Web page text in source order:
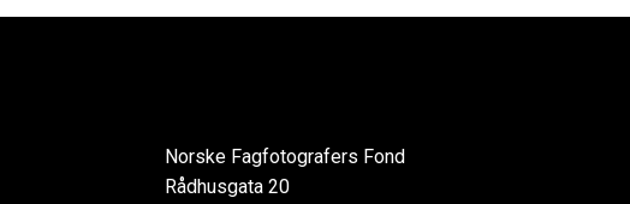
Norske Fagfotografers Fond
Rådhusgata 20